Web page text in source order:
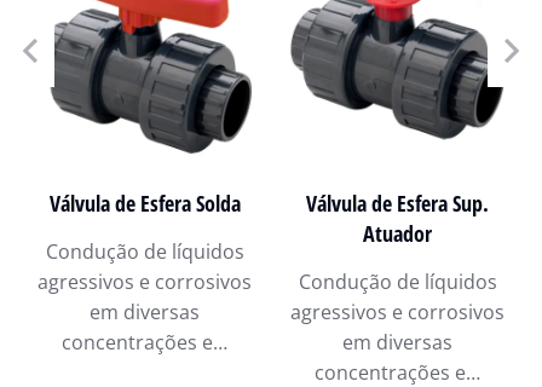
Válvula de Esfera Solda
Condução de líquidos
agressivos e corrosivos
em diversas
concentrações e…
Válvula de Esfera Sup.
Atuador
Condução de líquidos
agressivos e corrosivos
em diversas
concentrações e…